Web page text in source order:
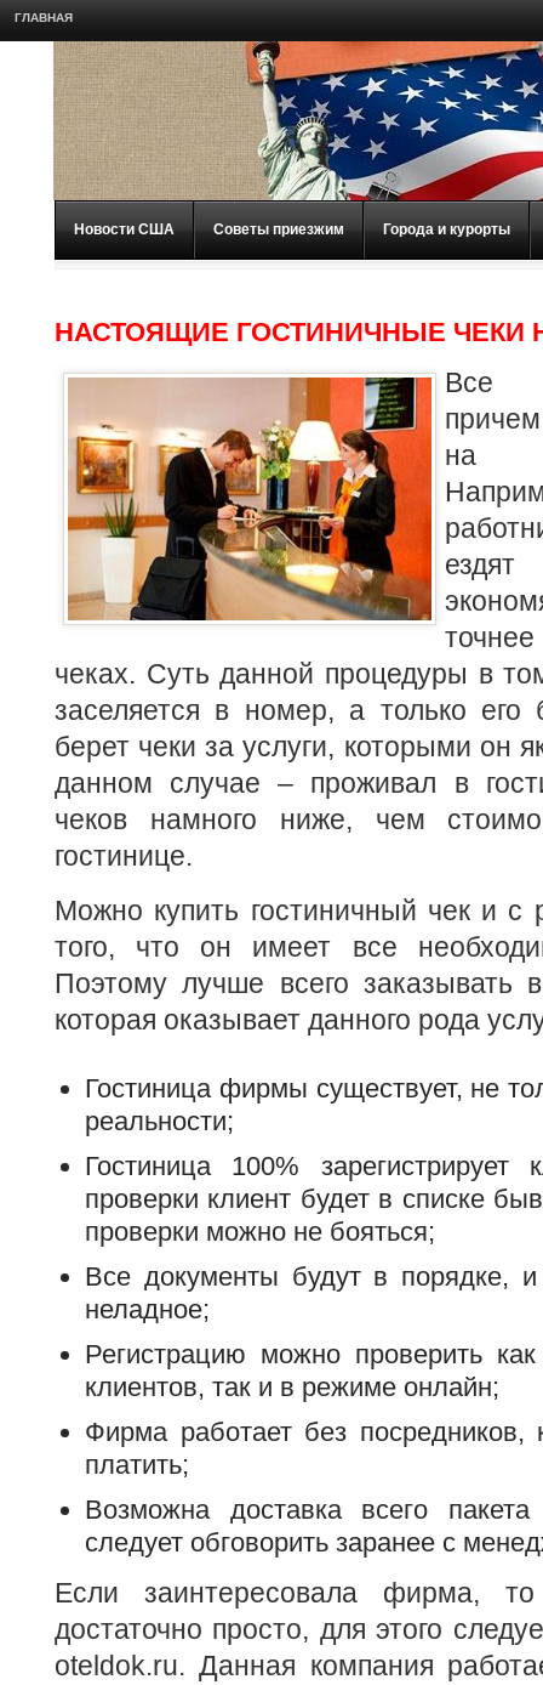
ГЛАВНАЯ
Новости США Советы приезжим Города и курорты
НАСТОЯЩИЕ ГОСТИНИЧНЫЕ ЧЕКИ
Все
на
чеках. Суть данной процедуры в
заселяется в номер, а только его
берет чеки за услуги, которыми он
данном случае – проживал в
чеков намного ниже, чем
гостинице.
Можно купить гостиничный чек и с
того, что он имеет все
Поэтому лучше всего заказывать
которая оказывает данного рода
Гостиница фирмы существует, не
реальности;
Гостиница 100%
проверки клиент будет в списке
проверки можно не бояться;
Все документы будут в порядке, и
неладное;
Регистрацию можно проверить
клиентов, так и в режиме онлайн;
Фирма работает без
платить;
Возможна доставка всего
следует обговорить заранее с
Если заинтересовала фирма,
достаточно просто, для этого
oteldok.ru. Данная компания